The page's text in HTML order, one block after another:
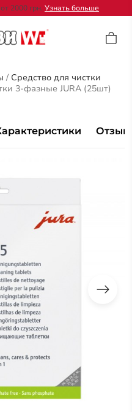
2000 грн. Узнать больше
/ Средство для чистки
3-фазные JURA (25шт)